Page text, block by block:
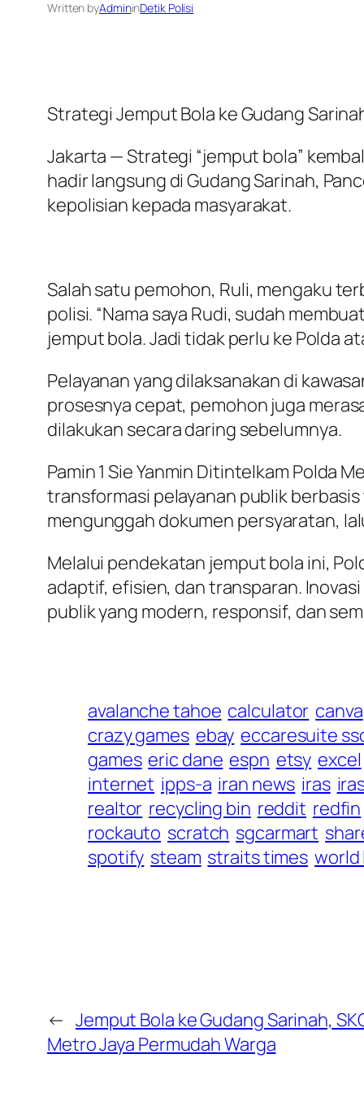
Written byAdmininDetik Polisi
Strategi Jemput Bola ke Gudang
Jakarta — Strategi “jemput bola”
hadir langsung di Gudang Sarinah,
kepolisian kepada masyarakat.
Salah satu pemohon, Ruli, mengaku
polisi. “Nama saya Rudi, sudah
jemput bola. Jadi tidak perlu ke Polda
Pelayanan yang dilaksanakan di
prosesnya cepat, pemohon juga
dilakukan secara daring sebelumnya.
Pamin 1 Sie Yanmin Ditintelkam Polda
transformasi pelayanan publik berbasis
mengunggah dokumen persyaratan,
Melalui pendekatan jemput bola ini,
adaptif, efisien, dan transparan.
publik yang modern, responsif, dan
avalanche tahoe calculator canva
crazy games ebay eccaresuite
games eric dane espn etsy excel
internet ipps-a iran news iras
realtor recycling bin reddit redfin
rockauto scratch sgcarmart
spotify steam straits times world
← Jemput Bola ke Gudang Sarinah,
Metro Jaya Permudah Warga